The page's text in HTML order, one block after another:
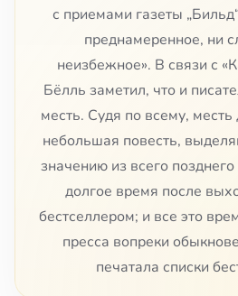
с приемами газеты
преднамеренное, ни
неизбежное». В связи с
Бёлль заметил, что и
месть. Судя по всему, месть
небольшая повесть,
значению из всего
долгое время после
бестселлером; и все это
пресса вопреки
печатала списки